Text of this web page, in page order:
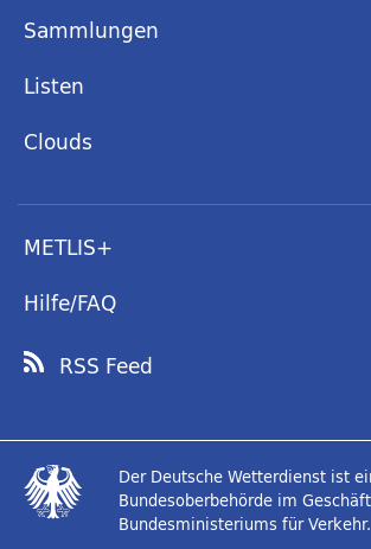
Sammlungen
Listen
Clouds
METLIS+
Hilfe/FAQ
RSS Feed
Der Deutsche Wetterdienst ist
Bundesoberbehörde im
Bundesministeriums für Verkehr.